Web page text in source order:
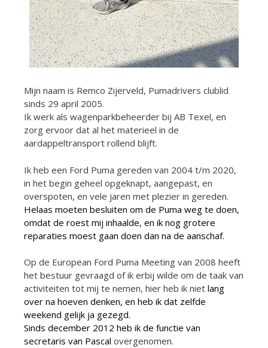
Mijn naam is Remco Zijerveld, Pumadrivers clublid
sinds 29 april 2005.
Ik werk als wagenparkbeheerder bij AB Texel, en
zorg ervoor dat al het materieel in de
aardappeltransport rollend blijft.
Ik heb een Ford Puma gereden van 2004 t/m 2020,
in het begin geheel opgeknapt, aangepast, en
overspoten, en vele jaren met plezier in gereden.
Helaas moeten besluiten om de Puma weg te doen,
omdat de roest mij inhaalde, en ik nog grotere
reparaties moest gaan doen dan na de aanschaf.
Op de European Ford Puma Meeting van 2008 heeft
het bestuur gevraagd of ik erbij wilde om de taak van
activiteiten tot mij te nemen, hier heb ik niet lang
over na hoeven denken, en heb ik dat zelfde
weekend gelijk ja gezegd.
Sinds december 2012 heb ik de functie van
secretaris van Pascal overgenomen.